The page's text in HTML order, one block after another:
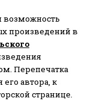
возможность
произведений в
Перепечатка
автора, к
странице.